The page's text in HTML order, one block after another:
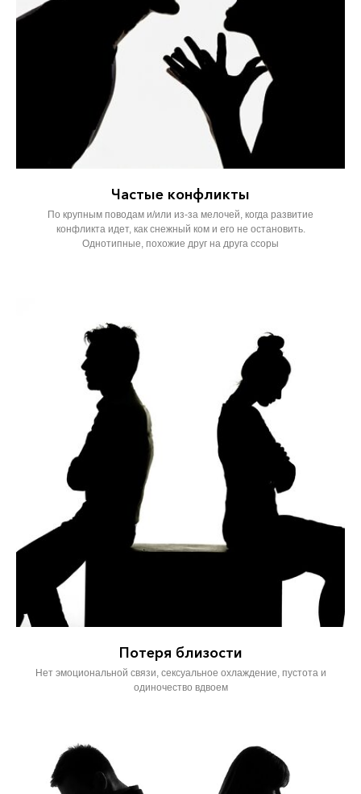
Частые конфликты
По крупным поводам и/или из-за мелочей, когда развитие
конфликта идет, как снежный ком и его не остановить.
Однотипные, похожие друг на друга ссоры
Потеря близости
Нет эмоциональной связи, сексуальное охлаждение, пустота и
одиночество вдвоем